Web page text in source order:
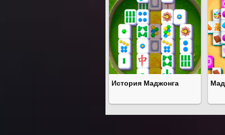
История Маджонга